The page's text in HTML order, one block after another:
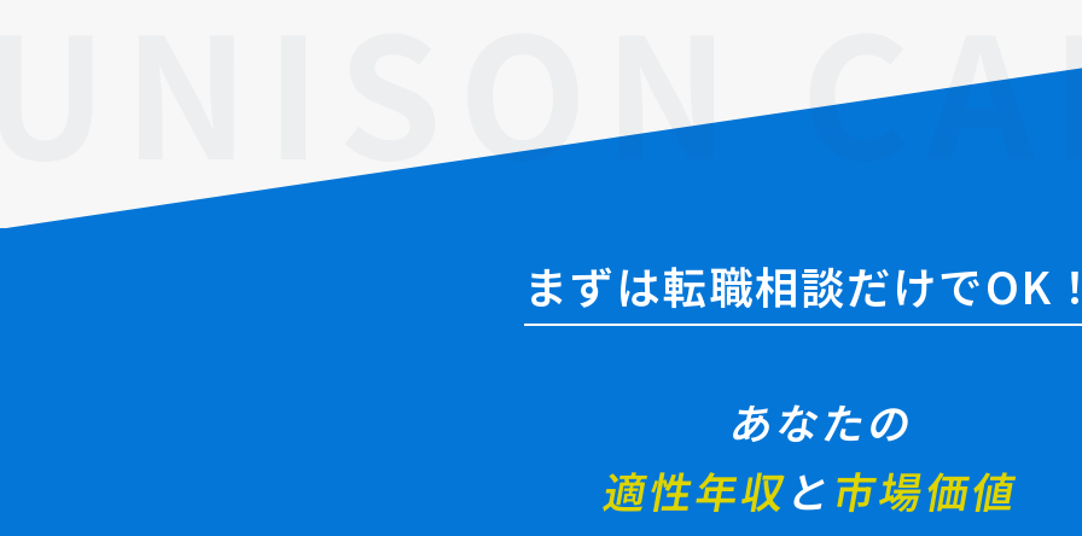
まずは転職相談だけでOK
あなたの
適性年収と市場価値